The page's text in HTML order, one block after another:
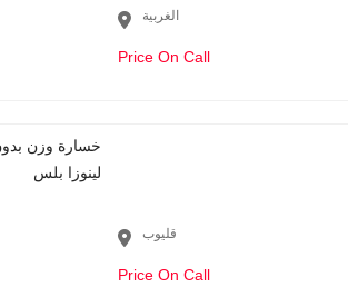
الغربية
Price On Call
قليوب
Price On Call